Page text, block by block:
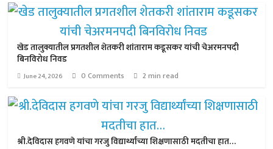
खेड तालुक्यातील प्रगतशील शेतकरी शांताराम कडूसकर यांची चेअरमनपदी
बिनविरोध निवड
June 24, 2026 0 Comments 2 min read
श्री.देविदास हगवणे यांचा गरजु विद्यार्थ्यांच्या शिक्षणासाठी मदतीचा हात…